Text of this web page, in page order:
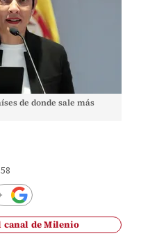
de donde sale más
canal de Milenio